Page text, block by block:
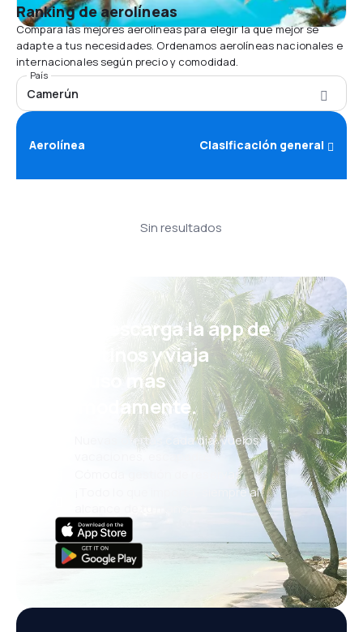
Ranking de aerolíneas
Compara las mejores aerolíneas para elegir la que mejor se
adapte a tus necesidades. Ordenamos aerolíneas nacionales e
internacionales según precio y comodidad.
País
Camerún
Aerolínea Clasificación general
Sin resultados
¡Eh! Descarga la app de
eDestinos y viaja
incluso más
cómodamente.
Nuevas ofertas cada día: vuelos,
vacaciones, escapadas
Cómoda gestión de reservas
¡Todo lo que importa, siempre al